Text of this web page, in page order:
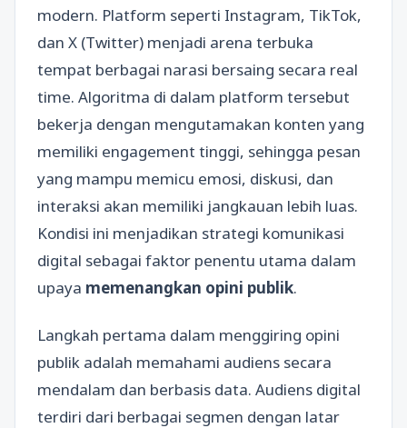
modern. Platform seperti Instagram, TikTok,
dan X (Twitter) menjadi arena terbuka
tempat berbagai narasi bersaing secara real
time. Algoritma di dalam platform tersebut
bekerja dengan mengutamakan konten yang
memiliki engagement tinggi, sehingga pesan
yang mampu memicu emosi, diskusi, dan
interaksi akan memiliki jangkauan lebih luas.
Kondisi ini menjadikan strategi komunikasi
digital sebagai faktor penentu utama dalam
upaya memenangkan opini publik.
Langkah pertama dalam menggiring opini
publik adalah memahami audiens secara
mendalam dan berbasis data. Audiens digital
terdiri dari berbagai segmen dengan latar